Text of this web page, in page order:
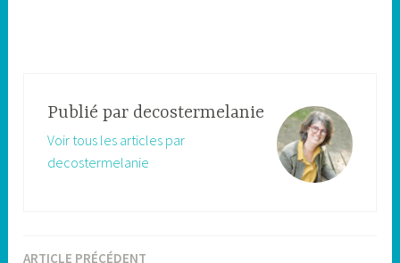
Publié par decostermelanie
Voir tous les articles par
decostermelanie
ARTICLE PRÉCÉDENT